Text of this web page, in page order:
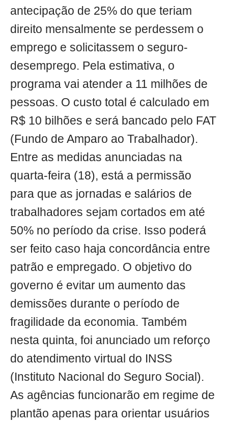
antecipação de 25% do que teriam
direito mensalmente se perdessem o
emprego e solicitassem o seguro-
desemprego. Pela estimativa, o
programa vai atender a 11 milhões de
pessoas. O custo total é calculado em
R$ 10 bilhões e será bancado pelo FAT
(Fundo de Amparo ao Trabalhador).
Entre as medidas anunciadas na
quarta-feira (18), está a permissão
para que as jornadas e salários de
trabalhadores sejam cortados em até
50% no período da crise. Isso poderá
ser feito caso haja concordância entre
patrão e empregado. O objetivo do
governo é evitar um aumento das
demissões durante o período de
fragilidade da economia. Também
nesta quinta, foi anunciado um reforço
do atendimento virtual do INSS
(Instituto Nacional do Seguro Social).
As agências funcionarão em regime de
plantão apenas para orientar usuários